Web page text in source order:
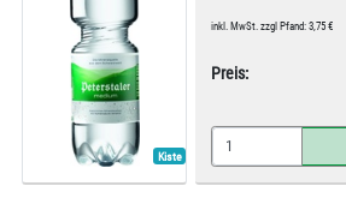
Kiste
inkl. MwSt. zzgl Pfand: 3,75 €
Preis: